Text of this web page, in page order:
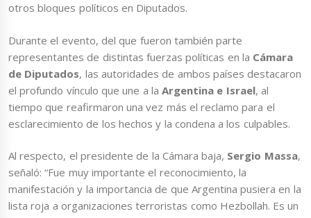
otros bloques políticos en Diputados.
Durante el evento, del que fueron también parte
representantes de distintas fuerzas políticas en la Cámara
de Diputados, las autoridades de ambos países destacaron
el profundo vínculo que une a laArgentina e Israel, al
tiempo que reafirmaron una vez más el reclamo para el
esclarecimiento de los hechos y la condena a los culpables.
Al respecto, el presidente de la Cámara baja, Sergio Massa,
señaló: “Fue muy importante el reconocimiento, la
manifestación y la importancia de que Argentina pusiera en la
lista roja a organizaciones terroristas como Hezbollah. Es un